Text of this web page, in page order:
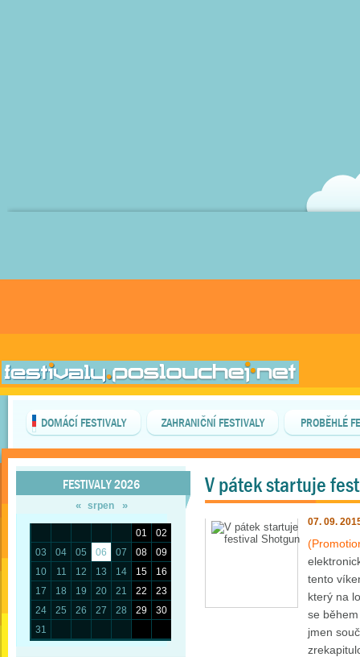
DOMÁCÍ FESTIVALY ZAHRANIČNÍ FESTIVALY PROBĚHLÉ
FESTIVALY 2026
« srpen »
01
02
03
04 05 06 07 08
09
10
11 12 13 14 15
16
17
18 19 20 21 22
23
24
25 26 27 28 29
30
31
V pátek startuje
07. 09.
tento
který na
se
jmen